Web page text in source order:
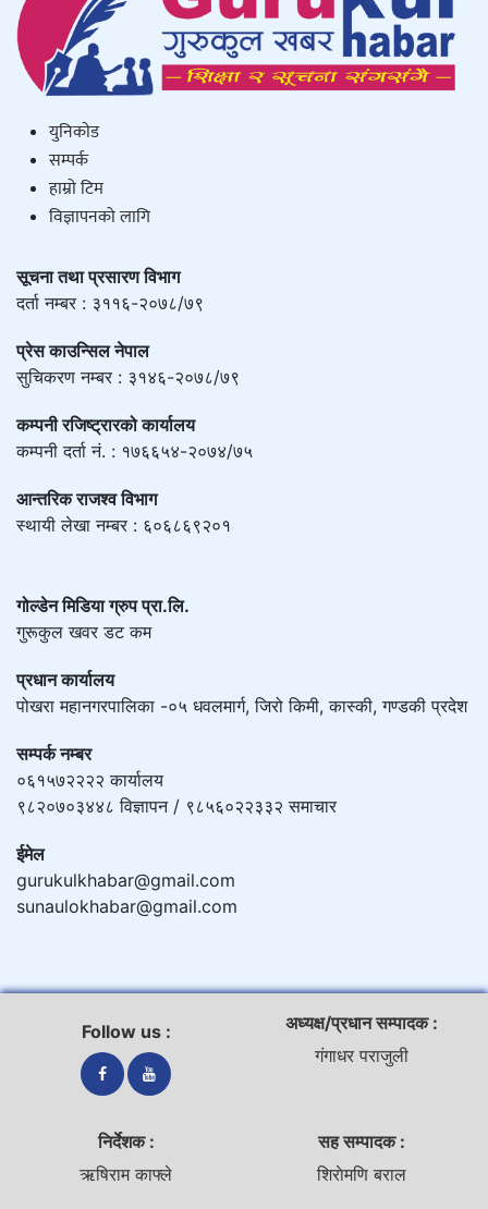
युनिकाेड
सम्पर्क
हाम्राे टिम
विज्ञापनको लागि
सूचना तथा प्रसारण विभाग
दर्ता नम्बर : ३११६-२०७८/७९
प्रेस काउन्सिल नेपाल
सुचिकरण नम्बर : ३१४६-२०७८/७९
कम्पनी रजिष्ट्रारको कार्यालय
कम्पनी दर्ता नं. : १७६६५४-२०७४/७५
आन्तरिक राजश्व विभाग
स्थायी लेखा नम्बर : ६०६८६९२०१
गोल्डेन मिडिया ग्रुप प्रा.लि.
गुरूकुल खवर डट कम
प्रधान कार्यालय
पोखरा महानगरपालिका -०५ धवलमार्ग, जिरो किमी, कास्की, गण्डकी प्रदेश
सम्पर्क नम्बर
०६१५७२२२२ कार्यालय
९८२०७०३४४८ विज्ञापन / ९८५६०२२३३२ समाचार
ईमेल
gurukulkhabar@gmail.com
sunaulokhabar@gmail.com
Follow us :
अध्यक्ष/प्रधान सम्पादक :
गंगाधर पराजुली
निर्देशक :
ऋषिराम काफ्ले
सह सम्पादक :
शिराेमणि बराल